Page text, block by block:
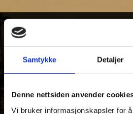
Samtykke Detaljer
Denne nettsiden anvender
Vi bruker informasjonskapsler for
Om oss
Øyan & Schie Fuging A/S er
autoriserte fugeentreprenør. Vi